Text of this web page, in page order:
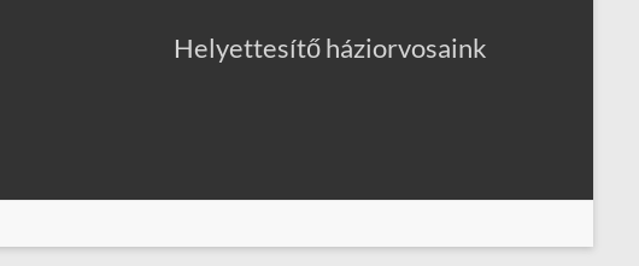
Helyettesítő háziorvosaink